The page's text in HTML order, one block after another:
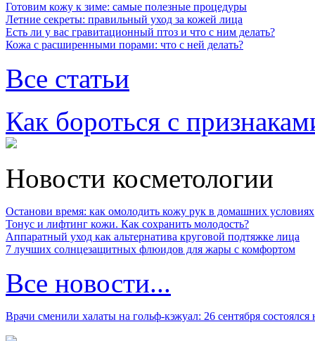
Готовим кожу к зиме: самые полезные процедуры
Летние секреты: правильный уход за кожей лица
Есть ли у вас гравитационный птоз и что с ним делать?
Кожа с расширенными порами: что с ней делать?
Все статьи
Как бороться с
Новости косметологии
Останови время: как омолодить кожу рук в домашних условиях
Тонус и лифтинг кожи. Как сохранить молодость?
Аппаратный уход как альтернатива круговой подтяжке лица
7 лучших солнцезащитных флюидов для жары с комфортом
Все новости...
Врачи сменили халаты на гольф-кэжуал: 26 сентября